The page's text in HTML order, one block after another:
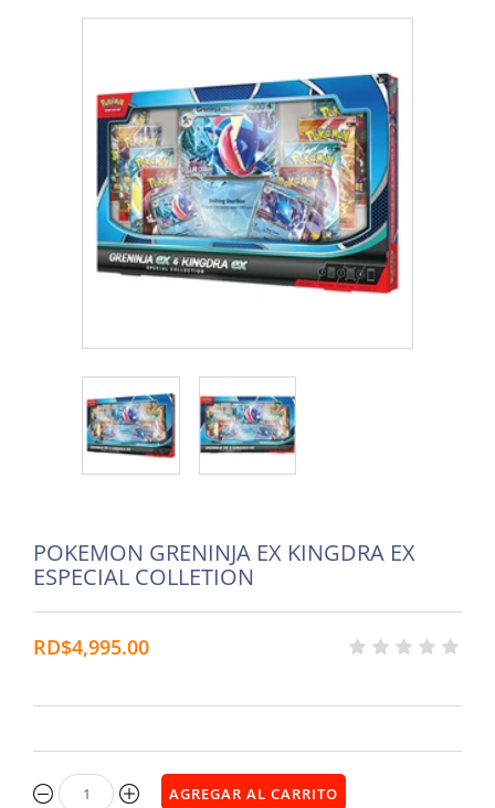
POKEMON GRENINJA EX KINGDRA EX
ESPECIAL COLLETION
RD$4,995.00